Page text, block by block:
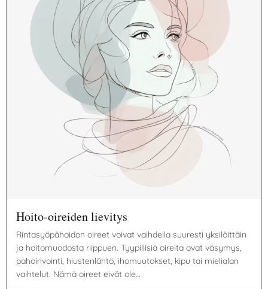
Hoito-oireiden lievitys
Rintasyöpähoidon oireet voivat vaihdella suuresti yksilöittäin
ja hoitomuodosta riippuen. Tyypillisiä oireita ovat väsymys,
pahoinvointi, hiustenlähtö, ihomuutokset, kipu tai mielialan
vaihtelut. Nämä oireet eivät ole…